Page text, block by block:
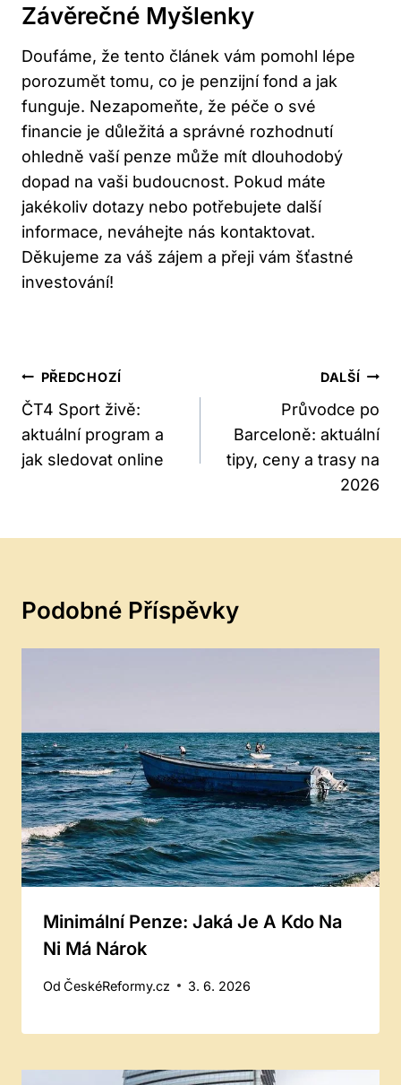
Závěrečné Myšlenky
Doufáme, že tento článek​ vám‌ pomohl lépe‍
porozumět tomu, ‌co je penzijní fond a jak
funguje. Nezapomeňte, že péče o své
financie ⁢je důležitá a správné ‌rozhodnutí
ohledně vaší penze může mít ⁣dlouhodobý
dopad na vaši budoucnost. Pokud máte
jakékoliv dotazy nebo potřebujete ‍další
informace, neváhejte nás kontaktovat.
Děkujeme za váš zájem a ‌přeji​ vám‍ šťastné
investování!
Navigace
Pro
Příspěvek
PŘEDCHOZÍ
ČT4 Sport živě:
aktuální program a
jak sledovat online
DALŠÍ
Průvodce po
Barceloně: aktuální
tipy, ceny a trasy na
2026
Podobné Příspěvky
Minimální Penze: Jaká Je A Kdo Na
Ni Má Nárok
Od ČeskéReformy.cz 3. 6. 2026